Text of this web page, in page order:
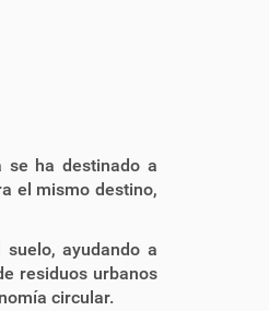
se ha destinado a
el mismo destino,
ayudando a
residuos urbanos
circular.